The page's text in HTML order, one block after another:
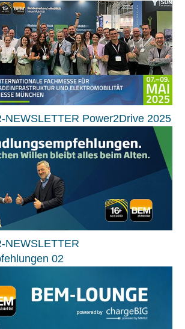
NEWSLETTER Power2Drive 2025
NEWSLETTER
02